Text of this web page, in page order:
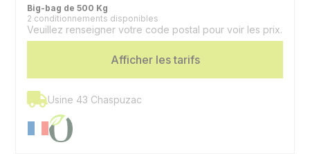
Cellulose Brute
Big-bag de 500 Kg
2 conditionnements disponibles
Veuillez renseigner votre code postal pour voir les prix.
Afficher les tarifs
Usine 43 Chaspuzac